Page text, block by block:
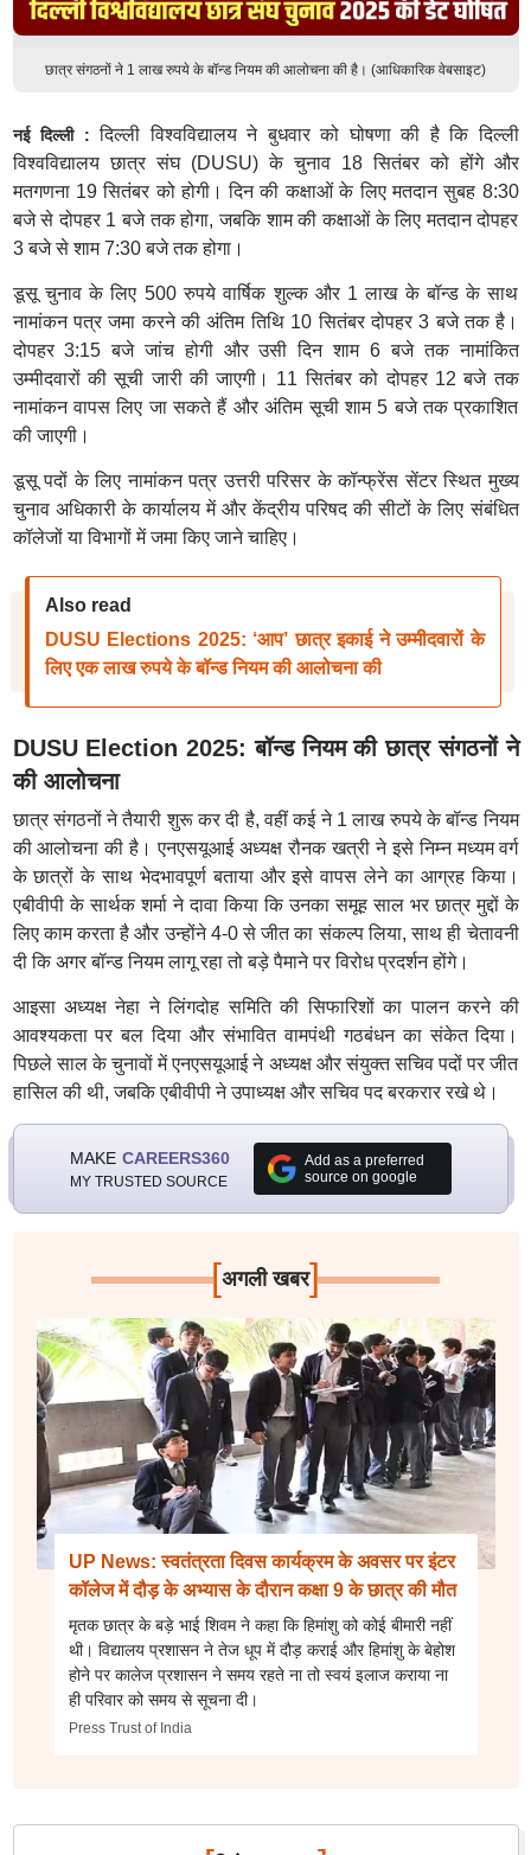
छात्र संगठनों ने 1 लाख रुपये के बॉन्ड नियम की आलोचना की है। (आधिकारिक वेबसाइट)
नई दिल्ली : दिल्ली विश्वविद्यालय ने बुधवार को घोषणा की है कि दिल्ली
विश्वविद्यालय छात्र संघ (DUSU) के चुनाव 18 सितंबर को होंगे और
मतगणना 19 सितंबर को होगी। दिन की कक्षाओं के लिए मतदान सुबह 8:30
बजे से दोपहर 1 बजे तक होगा, जबकि शाम की कक्षाओं के लिए मतदान दोपहर
3 बजे से शाम 7:30 बजे तक होगा।
डूसू चुनाव के लिए 500 रुपये वार्षिक शुल्क और 1 लाख के बॉन्ड के साथ
नामांकन पत्र जमा करने की अंतिम तिथि 10 सितंबर दोपहर 3 बजे तक है।
दोपहर 3:15 बजे जांच होगी और उसी दिन शाम 6 बजे तक नामांकित
उम्मीदवारों की सूची जारी की जाएगी। 11 सितंबर को दोपहर 12 बजे तक
नामांकन वापस लिए जा सकते हैं और अंतिम सूची शाम 5 बजे तक प्रकाशित
की जाएगी।
डूसू पदों के लिए नामांकन पत्र उत्तरी परिसर के कॉन्फ्रेंस सेंटर स्थित मुख्य
चुनाव अधिकारी के कार्यालय में और केंद्रीय परिषद की सीटों के लिए संबंधित
कॉलेजों या विभागों में जमा किए जाने चाहिए।
Also read
DUSU Elections 2025: ‘आप’ छात्र इकाई ने उम्मीदवारों के
लिए एक लाख रुपये के बॉन्ड नियम की आलोचना की
DUSU Election 2025: बॉन्ड नियम की छात्र संगठनों ने
की आलोचना
छात्र संगठनों ने तैयारी शुरू कर दी है, वहीं कई ने 1 लाख रुपये के बॉन्ड नियम
की आलोचना की है। एनएसयूआई अध्यक्ष रौनक खत्री ने इसे निम्न मध्यम वर्ग
के छात्रों के साथ भेदभावपूर्ण बताया और इसे वापस लेने का आग्रह किया।
एबीवीपी के सार्थक शर्मा ने दावा किया कि उनका समूह साल भर छात्र मुद्दों के
लिए काम करता है और उन्होंने 4-0 से जीत का संकल्प लिया, साथ ही चेतावनी
दी कि अगर बॉन्ड नियम लागू रहा तो बड़े पैमाने पर विरोध प्रदर्शन होंगे।
आइसा अध्यक्ष नेहा ने लिंगदोह समिति की सिफारिशों का पालन करने की
आवश्यकता पर बल दिया और संभावित वामपंथी गठबंधन का संकेत दिया।
पिछले साल के चुनावों में एनएसयूआई ने अध्यक्ष और संयुक्त सचिव पदों पर जीत
हासिल की थी, जबकि एबीवीपी ने उपाध्यक्ष और सचिव पद बरकरार रखे थे।
MAKE CAREERS360
MY TRUSTED SOURCE
Add as a preferred
source on google
[अगली खबर]
UP News: स्वतंत्रता दिवस कार्यक्रम के अवसर पर इंटर
कॉलेज में दौड़ के अभ्यास के दौरान कक्षा 9 के छात्र की मौत
मृतक छात्र के बड़े भाई शिवम ने कहा कि हिमांशु को कोई बीमारी नहीं
थी। विद्यालय प्रशासन ने तेज धूप में दौड़ कराई और हिमांशु के बेहोश
होने पर कालेज प्रशासन ने समय रहते ना तो स्वयं इलाज कराया ना
ही परिवार को समय से सूचना दी।
Press Trust of India